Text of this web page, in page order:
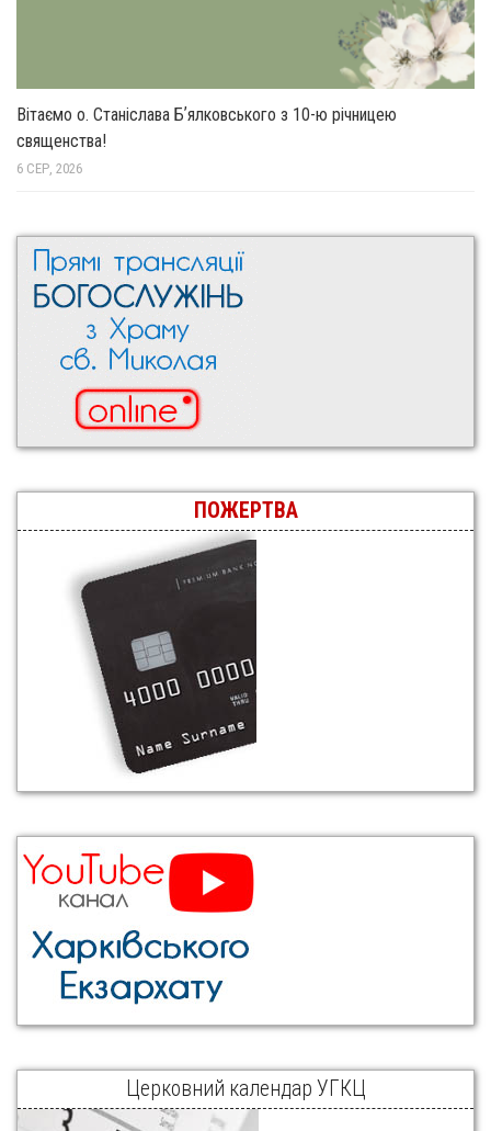
Вітаємо о. Станіслава Бʼялковського з 10-ю річницею
священства!
6 СЕР, 2026
ПОЖЕРТВА
Церковний календар УГКЦ